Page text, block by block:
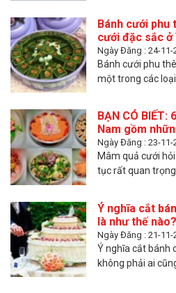
Bánh cưới phu
cưới đặc sắc ở
Ngày Đăng : 24-11-
Bánh cưới phu
một trong các loại
BẠN CÓ BIẾT:
Nam gồm
Ngày Đăng : 23-11-
Mâm quả cưới
tục rất quan
Ý nghĩa cắt
là như thế nào?
Ngày Đăng : 21-11-
Ý nghĩa cắt bánh
không phải ai